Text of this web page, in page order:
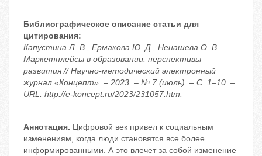
Библиографическое описание статьи для
цитирования:
Капустина Л. В., Ермакова Ю. Д., Ненашева О. В.
Маркетплейсы в образовании: перспективы
развития // Научно-методический электронный
журнал «Концепт». – 2023. – № 7 (июль). – С. 1–10. –
URL: http://e-koncept.ru/2023/231057.htm.
Аннотация. Цифровой век привел к социальным
изменениям, когда люди становятся все более
информированными. А это влечет за собой изменение